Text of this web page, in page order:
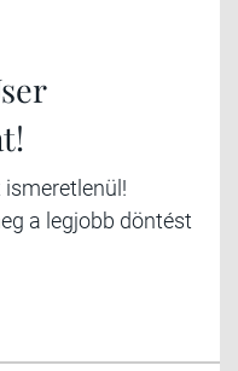
a legjobb döntést